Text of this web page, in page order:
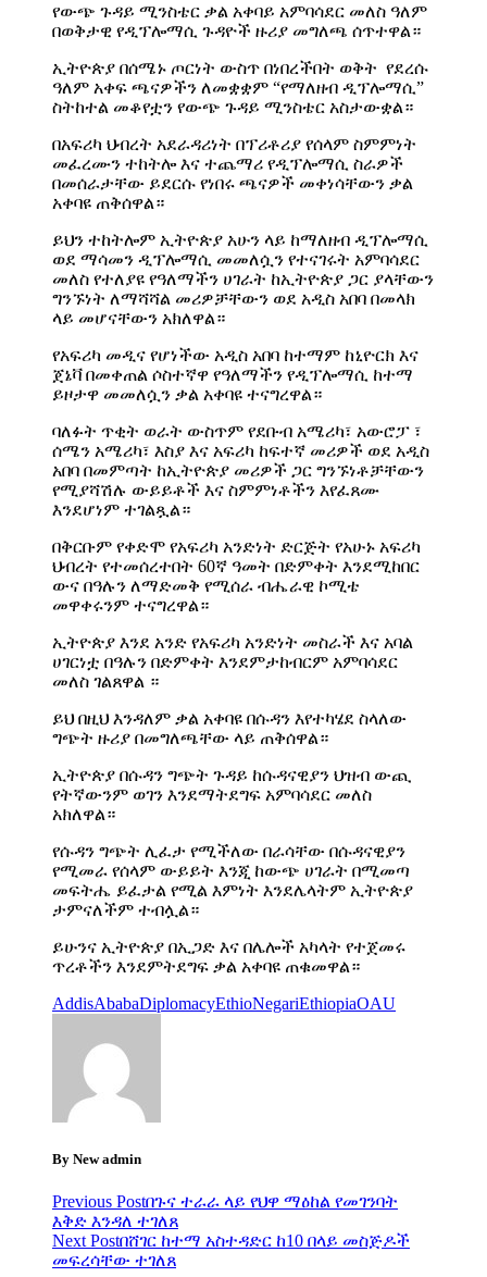
የውጭ ጉዳይ ሚንስቴር ቃል አቀባይ አምባሳደር መለስ ዓለም
በወቅታዊ የዲፕሎማሲ ጉዳዮች ዙሪያ መግለጫ ሰጥተዋል።
ኢትዮጵያ በሰሜኑ ጦርነት ውስጥ በነበረችበት ወቅት የደረሱ
ዓለም አቀፍ ጫናዎችን ለመቋቋም “የማለዘብ ዲፕሎማሲ”
ስትከተል መቆየቷን የውጭ ጉዳይ ሚንስቴር አስታውቋል።
በአፍሪካ ህብረት አደራዳሪነት በፕሪቶሪያ የሰላም ስምምነት
መፈረሙን ተከትሎ እና ተጨማሪ የዲፕሎማሲ ስራዎች
በመሰራታቸው ይደርሱ የነበሩ ጫናዎች መቀነሳቸውን ቃል
አቀባዩ ጠቅሰዋል።
ይህን ተከትሎም ኢትዮጵያ አሁን ላይ ከማለዘብ ዲፕሎማሲ
ወደ ማሳመን ዲፕሎማሲ መመለሷን የተናገሩት አምባሳደር
መለስ የተለያዩ የዓለማችን ሀገራት ከኢትዮጵያ ጋር ያላቸውን
ግንኙነት ለማሻሻል መሪዎቻቸውን ወደ አዲስ አበባ በመላክ
ላይ መሆናቸውን አክለዋል።
የአፍሪካ መዲና የሆነችው አዲስ አበባ ከተማም ከኒዮርክ እና
ጀኔቫ በመቀጠል ሶስተኛዋ የዓለማችን የዲፕሎማሲ ከተማ
ይዞታዋ መመለሷን ቃል አቀባዩ ተናግረዋል።
ባለፉት ጥቂት ወራት ውስጥም የደቡብ አሜሪካ፣ አውሮፓ ፣
ሰሜን አሜሪካ፣ እስያ እና አፍሪካ ከፍተኛ መሪዎች ወደ አዲስ
አበባ በመምጣት ከኢትዮጵያ መሪዎች ጋር ግንኙነቶቻቸውን
የሚያሻሽሉ ውይይቶች እና ስምምነቶችን እየፈጸሙ
እንደሆነም ተገልጿል።
በቅርቡም የቀድሞ የአፍሪካ አንድነት ድርጅት የአሁኑ አፍሪካ
ህብረት የተመሰረተበት 60ኛ ዓመት በድምቀት እንደሚከበር
ውና በዓሉን ለማድመቅ የሚሰራ ብሔራዊ ኮሚቴ
መዋቀሩንም ተናግረዋል።
ኢትዮጵያ እንደ አንድ የአፍሪካ አንድነት መስራች እና አባል
ሀገርነቷ በዓሉን በድምቀት እንደምታከብርም አምባሳደር
መለስ ገልጸዋል ።
ይህ በዚህ እንዳለም ቃል አቀባዩ በሱዳን እየተካሄደ ስላለው
ግጭት ዙሪያ በመግለጫቸው ላይ ጠቅሰዋል።
ኢትዮጵያ በሱዳን ግጭት ጉዳይ ከሱዳናዊያን ህዝብ ውጪ
የትኛውንም ወገን እንደማትደግፍ አምባሳደር መለስ
አክለዋል።
የሱዳን ግጭት ሊፈታ የሚችለው በራሳቸው በሱዳናዊያን
የሚመራ የሰላም ውይይት እንጂ ከውጭ ሀገራት በሚመጣ
መፍትሔ ይፈታል የሚል እምነት እንደሌላትም ኢትዮጵያ
ታምናለችም ተብሏል።
ይሁንና ኢትዮጵያ በኢጋድ እና በሌሎች አካላት የተጀመሩ
ጥረቶችን እንደምትደግፍ ቃል አቀባዩ ጠቁመዋል።
AddisAbabaDiplomacyEthioNegariEthiopiaOAU
By New admin
Previous Postበጉና ተራራ ላይ የህዋ ማዕከል የመገንባት
እቅድ እንዳለ ተገለጸ
Next Postበሸገር ከተማ አስተዳድር ከ10 በላይ መስጅዶች
መፍረሳቸው ተገለጸ